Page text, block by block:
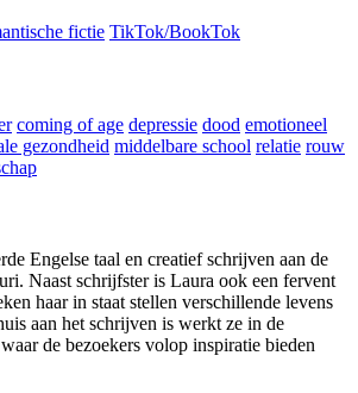
fictie TikTok/BookTok
coming of age depressie dood emotioneel
gezondheid middelbare school relatie rouw
Engelse taal en creatief schrijven aan de
Naast schrijfster is Laura ook een fervent
haar in staat stellen verschillende levens
aan het schrijven is werkt ze in de
de bezoekers volop inspiratie bieden